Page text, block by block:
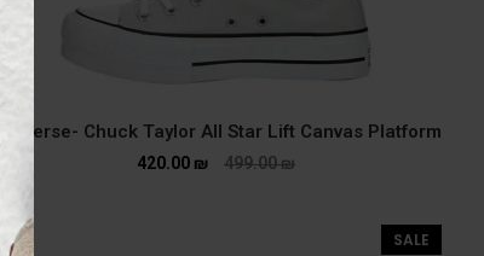
Converse- Chuck Taylor All Star Lift Canvas Platform
499.00₪
420.00 ₪
SALE